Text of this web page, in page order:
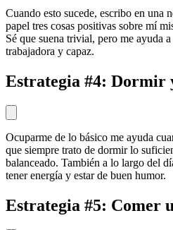
Cuando esto sucede, escribo en una
papel tres cosas positivas sobre mí
Sé que suena trivial, pero me ayuda
trabajadora y capaz.
Estrategia #4: Dormir
Ocuparme de lo básico me ayuda
que siempre trato de dormir lo
balanceado. También a lo largo del
tener energía y estar de buen humor.
Estrategia #5: Comer